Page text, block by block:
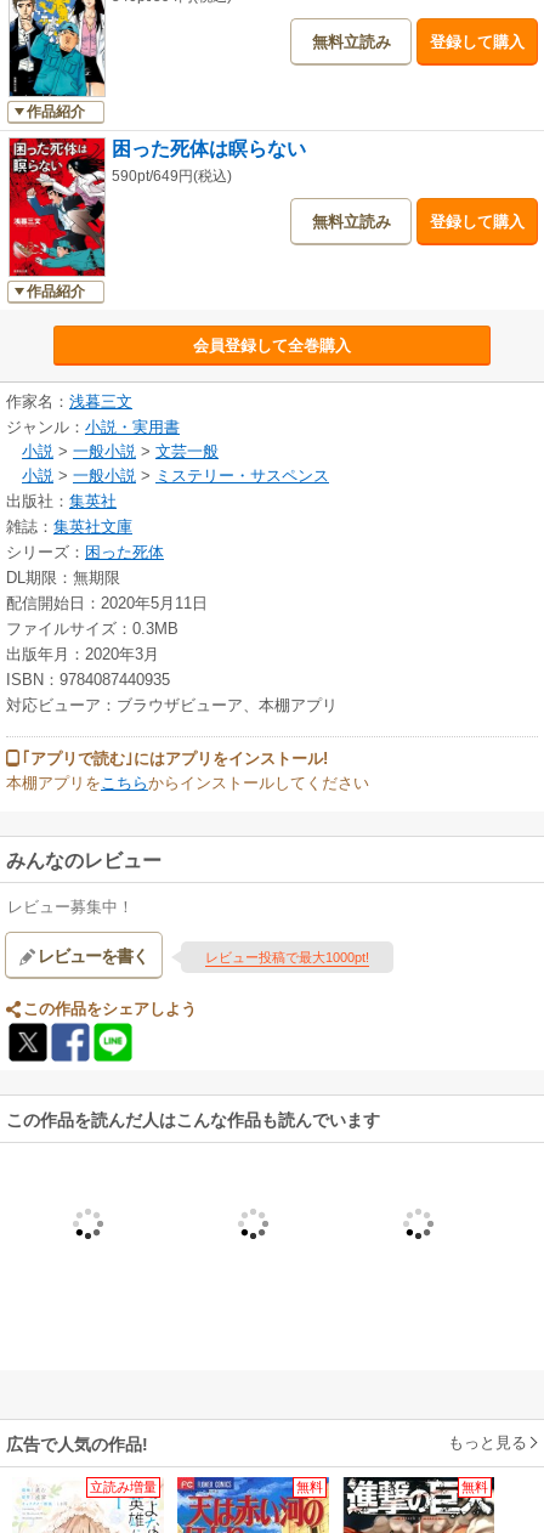
作品紹介
無料立読み 登録して購入
作品紹介
困った死体は瞑らない
590pt/649円(税込)
無料立読み 登録して購入
会員登録して全巻購入
作家名： 浅暮三文
ジャンル： 小説・実用書
小説 > 一般小説 > 文芸一般
小説 > 一般小説 > ミステリー・サスペンス
出版社： 集英社
雑誌： 集英社文庫
シリーズ： 困った死体
DL期限：無期限
配信開始日：2020年5月11日
ファイルサイズ：0.3MB
出版年月：2020年3月
ISBN：9784087440935
対応ビューア：ブラウザビューア、本棚アプリ
｢アプリで読む｣にはアプリをインストール!
本棚アプリをこちらからインストールしてください
みんなのレビュー
レビュー募集中！
レビューを書く レビュー投稿で最大1000pt!
この作品をシェアしよう
この作品を読んだ人はこんな作品も読んでいます
広告で人気の作品! もっと見る
立読み増量 無料 無料